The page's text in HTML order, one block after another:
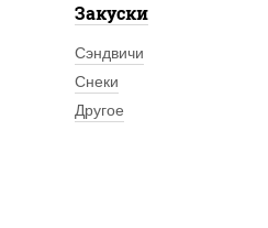
Закуски
Сэндвичи
Снеки
Другое